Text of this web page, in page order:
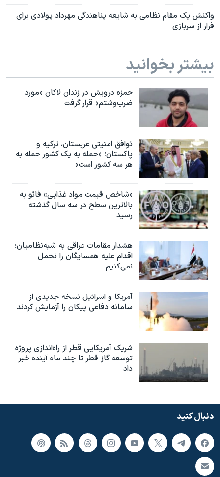
واکنش یک مقام نظامی به شایعه پناهندگی مهرداد پولادی برای
فرار از سربازی
بیشتر بخوانید
حمزه درویش در زندان لاکان «مورد
ضرب‌وشتم» قرار گرفت
توافق امنیتی عربستان، ترکیه و
پاکستان؛ «حمله به یک کشور حمله به
هر سه کشور است»
«شاخص قیمت مواد غذایی» فائو به
بالاترین سطح در سه سال گذشته
رسید
هشدار مقامات عراقی به شبه‌نظامیان؛
اقدام علیه همسایگان را تحمل
نمی‌کنیم
آمریکا و اسرائیل نسخه جدیدی از
سامانه دفاعی پیکان را آزمایش کردند
شریک آمریکایی قطر از راه‌اندازی پروژه
توسعه گاز قطر تا چند ماه آینده خبر
داد
دنبال کنید